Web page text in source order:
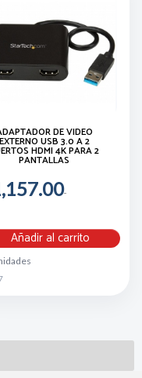
DE VIDEO
EXTERNO USB 3.0 A 2
HDMI 4K PARA 2
PANTALLAS
Añadir al carrito